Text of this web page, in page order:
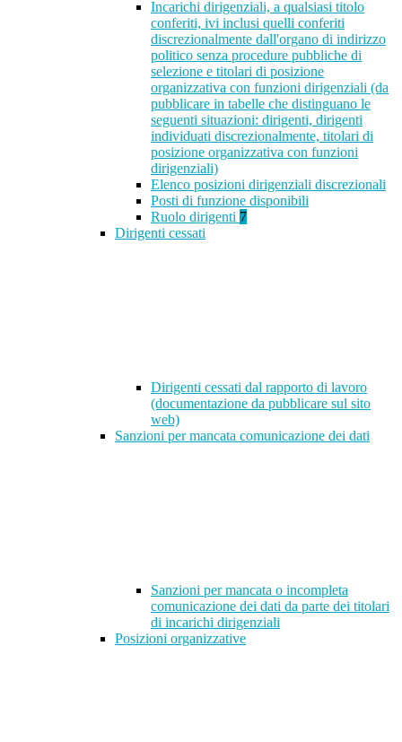
Incarichi dirigenziali, a qualsiasi titolo
conferiti, ivi inclusi quelli conferiti
discrezionalmente dall'organo di indirizzo
politico senza procedure pubbliche di
selezione e titolari di posizione
organizzativa con funzioni dirigenziali (da
pubblicare in tabelle che distinguano le
seguenti situazioni: dirigenti, dirigenti
individuati discrezionalmente, titolari di
posizione organizzativa con funzioni
dirigenziali)
Elenco posizioni dirigenziali discrezionali
Posti di funzione disponibili
Ruolo dirigenti 7
Dirigenti cessati
Dirigenti cessati dal rapporto di lavoro
(documentazione da pubblicare sul sito
web)
Sanzioni per mancata comunicazione dei dati
Sanzioni per mancata o incompleta
comunicazione dei dati da parte dei titolari
di incarichi dirigenziali
Posizioni organizzative